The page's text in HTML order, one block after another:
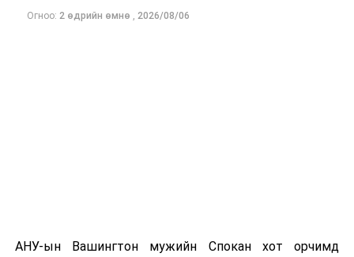
Одоогоор дэлбэрэлтийн шалтгаан, хэрэгт холбоотой
Огноо: 2 өдрийн өмнө , 2026/08/06
АНУ-ын Вашингтон мужийн Спокан хот орчимд